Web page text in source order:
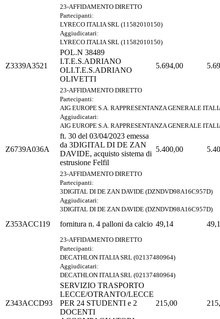
23-AFFIDAMENTO DIRETTO
Partecipanti:
LYRECO ITALIA SRL (11582010150)
Aggiudicatari:
LYRECO ITALIA SRL (11582010150)
Z3339A3521
POL.N 38489
I.T.E.S.ADRIANO
OLI.T.E.S.ADRIANO
OLIVETTI
5.694,00
23-AFFIDAMENTO DIRETTO
Partecipanti:
AIG EUROPE S.A. RAPPRESENTANZA GENERALE
Aggiudicatari:
AIG EUROPE S.A. RAPPRESENTANZA GENERALE
Z6739A036A
ft. 30 del 03/04/2023 emessa
da 3DIGITAL DI DE ZAN
DAVIDE, acquisto sistema di
estrusione Felfil
5.400,00
23-AFFIDAMENTO DIRETTO
Partecipanti:
3DIGITAL DI DE ZAN DAVIDE (DZNDVD98A16C957D)
Aggiudicatari:
3DIGITAL DI DE ZAN DAVIDE (DZNDVD98A16C957D)
Z353ACC119 fornitura n. 4 palloni da calcio 49,14
23-AFFIDAMENTO DIRETTO
Partecipanti:
DECATHLON ITALIA SRL (02137480964)
Aggiudicatari:
DECATHLON ITALIA SRL (02137480964)
Z343ACCD93
SERVIZIO TRASPORTO
LECCE/OTRANTO/LECCE
PER 24 STUDENTI e 2
DOCENTI
215,00